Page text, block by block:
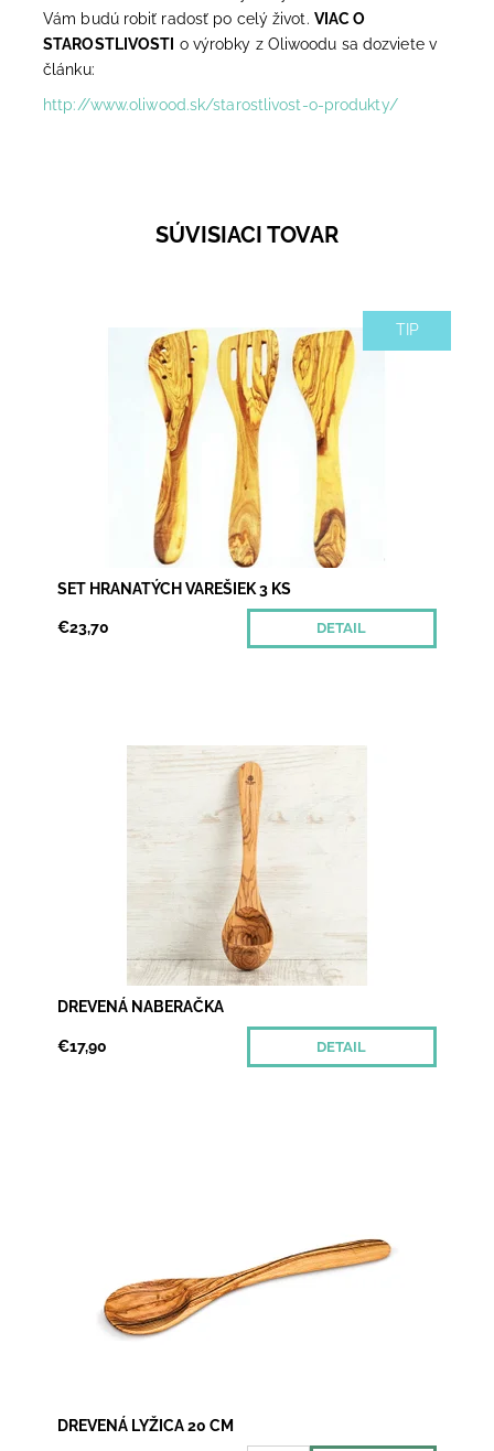
Vám budú robiť radosť po celý život. VIAC O
STAROSTLIVOSTI o výrobky z Oliwoodu sa dozviete v
článku:
http://www.oliwood.sk/starostlivost-o-produkty/
SÚVISIACI TOVAR
TIP
Čo spraví väčšiu radosť ako vareška z olivového
dreva? TRI varešky z olivového dreva :) Výhodný set
obracačiek je pekný darček napr. do novej...
Momentálne nedostupné
SET HRANATÝCH VAREŠIEK 3 KS
€23,70 DETAIL
Milujeme talianske príbehy o jedle. Napr. obľúbená
polievka Minestrone je od slova 'minestrare'
(spravovať) a naráža na to, ako kedysi otec rodiny...
Momentálne nedostupné
DREVENÁ NABERAČKA
€17,90 DETAIL
dreva sa bude vo Vašej rozvoňanej kuchyni...
Skladom 7
DREVENÁ LYŽICA 20 CM